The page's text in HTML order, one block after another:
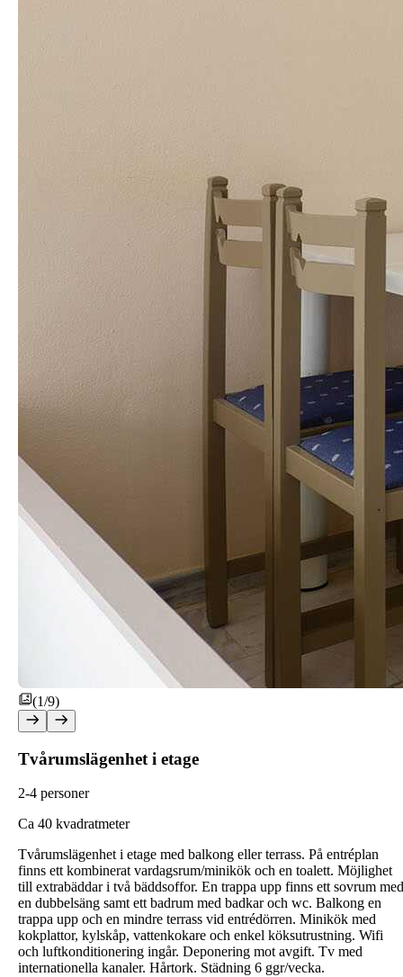
(1/9)
Tvårumslägenhet i etage
2-4 personer
Ca 40 kvadratmeter
Tvårumslägenhet i etage med balkong eller terrass. På entréplan
finns ett kombinerat vardagsrum/minikök och en toalett. Möjlighet
till extrabäddar i två bäddsoffor. En trappa upp finns ett sovrum med
en dubbelsäng samt ett badrum med badkar och wc. Balkong en
trappa upp och en mindre terrass vid entrédörren. Minikök med
kokplattor, kylskåp, vattenkokare och enkel köksutrustning. Wifi
och luftkonditionering ingår. Deponering mot avgift. Tv med
internationella kanaler. Hårtork. Städning 6 ggr/vecka.